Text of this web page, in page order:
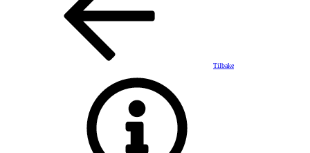
Tilbake